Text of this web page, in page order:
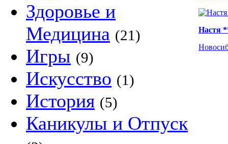
Здоровье и
Медицина (21)
Игры (9)
Искусство (1)
История (5)
Каникулы и Отпуск
Настя